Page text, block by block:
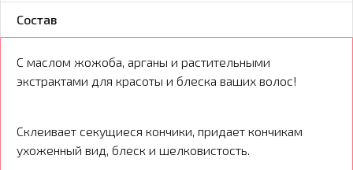
Состав
С маслом жожоба, арганы и растительными
экстрактами для красоты и блеска ваших волос!
Склеивает секущиеся кончики, придает кончикам
ухоженный вид, блеск и шелковистость.